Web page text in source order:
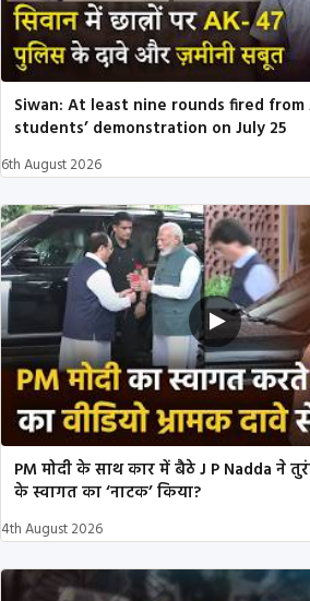
Siwan: At least nine rounds fired
students’ demonstration on July 25
6th August 2026
PM मोदी के साथ कार में बैठे J P Nadda ने
के स्वागत का ‘नाटक’ किया?
4th August 2026